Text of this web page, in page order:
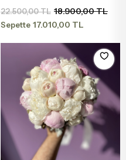
22.500,00 TL 18.900,00 TL
Sepette 17.010,00 TL